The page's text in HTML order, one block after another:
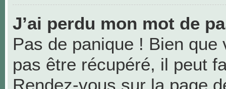
J’ai perdu mon mot de
Pas de panique ! Bien
pas être récupéré, il peut
Rendez-vous sur la page